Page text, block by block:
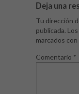
Deja una
Tu dirección
publicada.
marcados con
Comentario *